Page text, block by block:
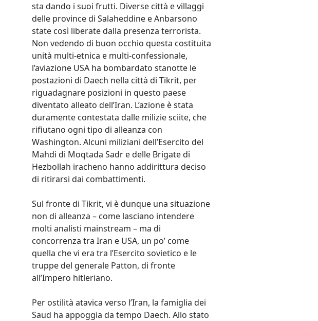
sta dando i suoi frutti. Diverse città e villaggi
delle province di Salaheddine e Anbarsono
state così liberate dalla presenza terrorista.
Non vedendo di buon occhio questa costituita
unità multi-etnica e multi-confessionale,
l’aviazione USA ha bombardato stanotte le
postazioni di Daech nella città di Tikrit, per
riguadagnare posizioni in questo paese
diventato alleato dell’Iran. L’azione è stata
duramente contestata dalle milizie sciite, che
rifiutano ogni tipo di alleanza con
Washington. Alcuni miliziani dell’Esercito del
Mahdi di Moqtada Sadr e delle Brigate di
Hezbollah iracheno hanno addirittura deciso
di ritirarsi dai combattimenti.
Sul fronte di Tikrit, vi è dunque una situazione
non di alleanza – come lasciano intendere
molti analisti mainstream – ma di
concorrenza tra Iran e USA, un po’ come
quella che vi era tra l’Esercito sovietico e le
truppe del generale Patton, di fronte
all’Impero hitleriano.
Per ostilità atavica verso l’Iran, la famiglia dei
Saud ha appoggia da tempo Daech. Allo stato